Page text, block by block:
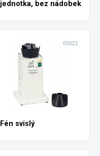
jednotka, bez nádobek
05022
Fén svislý